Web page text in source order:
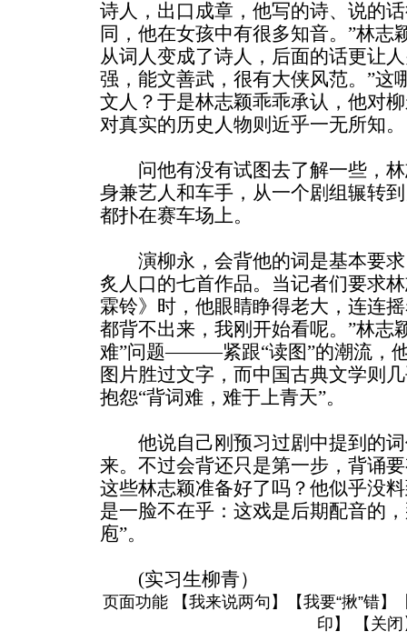
诗人，出口成章，他写的诗、说的
同，他在女孩中有很多知音。”林志
从词人变成了诗人，后面的话更让
强，能文善武，很有大侠风范。”这
文人？于是林志颖乖乖承认，他对
对真实的历史人物则近乎一无所知。
问他有没有试图去了解一些，林
身兼艺人和车手，从一个剧组辗转
都扑在赛车场上。
演柳永，会背他的词是基本要求
炙人口的七首作品。当记者们要求
霖铃》时，他眼睛睁得老大，连连
都背不出来，我刚开始看呢。”林志
难”问题———紧跟“读图”的潮流，
图片胜过文字，而中国古典文学则
抱怨“背词难，难于上青天”。
他说自己刚预习过剧中提到的词
来。不过会背还只是第一步，背诵
这些林志颖准备好了吗？他似乎没
是一脸不在乎：这戏是后期配音的
庖”。
(实习生柳青）
页面功能 【我来说两句 】【我要“揪”错】
印 】 【 关闭